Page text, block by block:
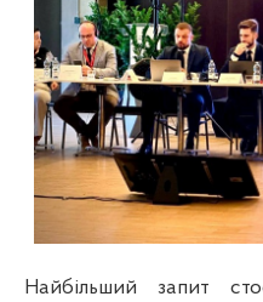
Найбільший запит